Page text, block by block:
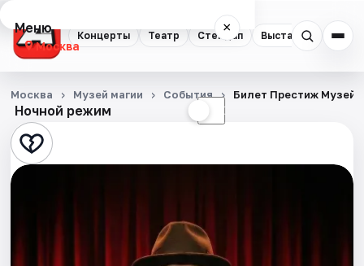
Концерты Театр Стендап Выставки
Меню ×
Москва
Концерты
Театр
Стендап
Ночной режим ☾
Москва Музей магии События Билет Престиж Музей